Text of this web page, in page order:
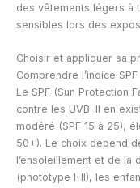
des vêtements légers à
sensibles lors des
Choisir et appliquer sa
Comprendre l’indice SPF
Le SPF (Sun Protection
contre les UVB. Il en
modéré (SPF 15 à 25),
50+). Le choix dépend
l’ensoleillement et de la
(phototype I-II), les